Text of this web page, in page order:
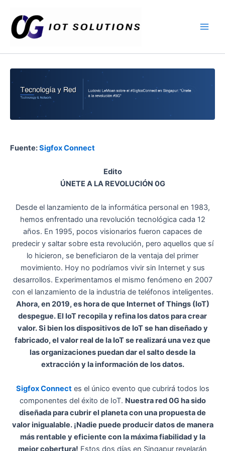
contenido
Fuente:Sigfox Connect
Edito
ÚNETE A LA REVOLUCIÓN 0G
Desde el lanzamiento de la informática personal en 1983,
hemos enfrentado una revolución tecnológica cada 12
años. En 1995, pocos visionarios fueron capaces de
predecir y saltar sobre esta revolución, pero aquellos que sí
lo hicieron, se beneficiaron de la ventaja del primer
movimiento. Hoy no podríamos vivir sin Internet y sus
desarrollos. Experimentamos el mismo fenómeno en 2007
con el lanzamiento de la industria de teléfonos inteligentes.
Ahora, en 2019, es hora de que Internet of Things (IoT)
despegue. El IoT recopila y refina los datos para crear
valor. Si bien los dispositivos de IoT se han diseñado y
fabricado, el valor real de la IoT se realizará una vez que
las organizaciones puedan dar el salto desde la
extracción y la información de los datos.
Sigfox Connectes el único evento que cubrirá todos los
componentes del éxito de IoT. Nuestra red 0G ha sido
diseñada para cubrir el planeta con una propuesta de
valor inigualable. ¡Nadie puede producir datos de manera
más rentable y eficiente con la máxima fiabilidad y la
mejor cobertura! Estos dos días en Singapur revelarán